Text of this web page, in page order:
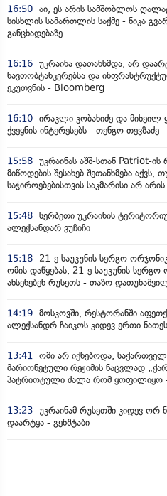
16:50 აი, ეს არის სამშობლოს
სისხლის სამართლის საქმე - ნიკა
განცხადებაზე
16:16 უკრაინა დათანხმდა, არ
ნავთობტანკერებსა და
ეკუთვნის - Bloomberg
16:10 ირაკლი კობახიძე და მიხეილ
ქვეყნის ინტერესებს - თენგო თევზაძე
15:58 უკრაინას აშშ-სთან Patriot-
მიწოდების შესახებ შეთანხმება
საჭიროებებისთვის საკმარისი არ
15:48 სერბეთი უკრაინის
ალექსანდარ ვუჩიჩი
15:18
21-ე საუკუნის სერგო
ომის დაწყებას, 21-ე საუკუნის
ახსენებენ რუსეთს - თაზო
14:19 მოსკოვში, რესტორანში
ალექსანდრ ჩაიკოს კიდევ ერთი
13:41
ომი არ იქნებოდა,
მარიონეტული რეჟიმის ნაცვლად
პატრიოტული ძალა რომ ყოფილიყო -
13:23 უკრაინამ რუსეთში კიდევ ორ
დაარტყა - გენშტაბი